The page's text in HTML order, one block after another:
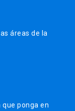
áreas de la
ponga en